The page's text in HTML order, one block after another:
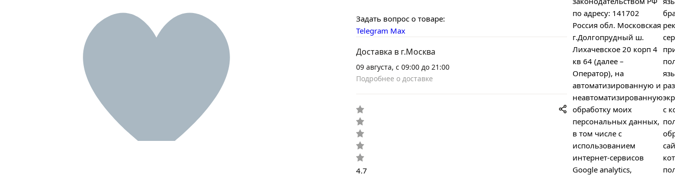
Задать вопрос о товаре:
Telegram Max
Доставка в г.Москва
09 августа, с 09:00 до 21:00
Подробнее о доставке
4.7
по адресу: 141702
Россия обл. Московская
г.Долгопрудный ш.
Лихачевское 20 корп 4
кв 64 (далее –
Оператор), на
автоматизированную и
неавтоматизированную
обработку моих
персональных данных,
в том числе с
использованием
интернет-сервисов
Google analytics,
с